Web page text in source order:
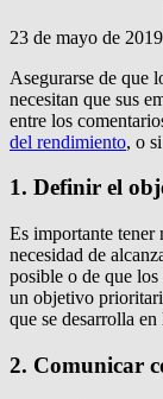
23 de mayo de 2019
Asegurarse de que
necesitan que sus
entre los
del rendimiento, o
1. Definir el
Es importante tener
necesidad de
posible o de que
un objetivo
que se desarrolla
2. Comunicar